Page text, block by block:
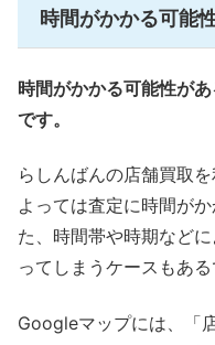
時間がかかる可能
時間がかかる可能性が
です。
らしんばんの店舗買取
よっては査定に時間が
た、時間帯や時期など
ってしまうケースもある
Googleマップには、「